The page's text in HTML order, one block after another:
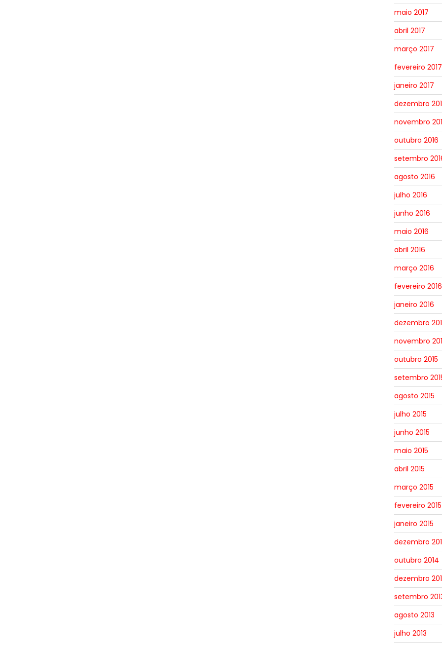
maio 2017
abril 2017
março 2017
fevereiro 2017
janeiro 2017
dezembro
novembro
outubro 2016
setembro
agosto 2016
julho 2016
junho 2016
maio 2016
abril 2016
março 2016
fevereiro 2016
janeiro 2016
dezembro
novembro
outubro 2015
setembro
agosto 2015
julho 2015
junho 2015
maio 2015
abril 2015
março 2015
fevereiro 2015
janeiro 2015
dezembro
outubro 2014
dezembro
setembro
agosto 2013
julho 2013